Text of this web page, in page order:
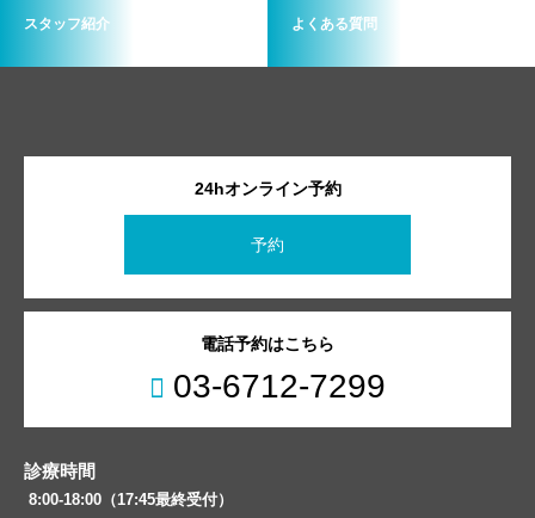
スタッフ紹介 よくある質問
24hオンライン予約
予約
電話予約はこちら
03-6712-7299
診療時間
8:00-18:00（17:45最終受付）